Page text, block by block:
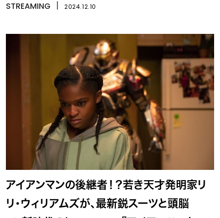
STREAMING 2024.12.10
アイアンマンの後継者！？若き天才発明家リ
リ・ウィリアムズが、最新鋭スーツと頭脳